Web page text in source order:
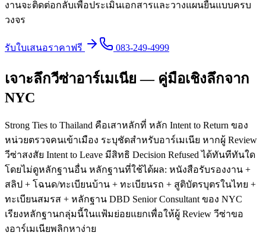
งานจะติดต่อกลับเพื่อประเมินเอกสารและวางแผนยื่นแบบครบ
วงจร
รับใบเสนอราคาฟรี 083-249-4999
เจาะลึกวีซ่าอาร์เมเนีย — คู่มือเชิงลึกจาก
NYC
Strong Ties to Thailand คือเสาหลักที่ หลัก Intent to Return ของ
หน่วยตรวจคนเข้าเมือง ระบุชัดสำหรับอาร์เมเนีย หากผู้ Review
วีซ่าสงสัย Intent to Leave มีสิทธิ Decision Refused ได้ทันทีทันใด
โดยไม่ดูหลักฐานอื่น หลักฐานที่ใช้ได้ผล: หนังสือรับรองงาน +
สลิป + โฉนด/ทะเบียนบ้าน + ทะเบียนรถ + สูติบัตรบุตรในไทย +
ทะเบียนสมรส + หลักฐาน DBD Senior Consultant ของ NYC
เรียงหลักฐานกลุ่มนี้ในแฟ้มย่อยแยกเพื่อให้ผู้ Review วีซ่าขอ
งอาร์เมเนียพลิกหาง่าย